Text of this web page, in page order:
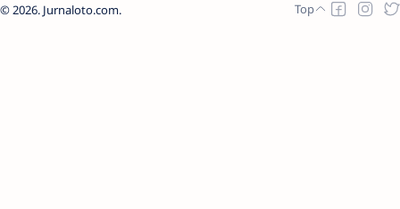
2026. Jurnaloto.com.